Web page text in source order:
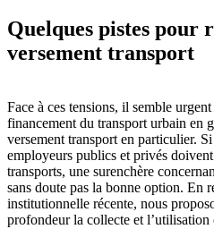
Quelques pistes pour
versement transport
Face à ces tensions, il semble
financement du transport urbain en
versement transport en particulier.
employeurs publics et privés
transports, une surenchère
sans doute pas la bonne option. En
institutionnelle récente, nous
profondeur la collecte et l’utilisation